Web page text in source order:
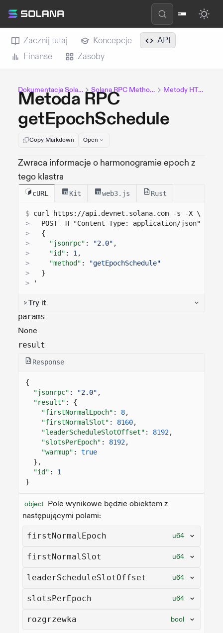
Zacznij tutaj Koncepcje
API
Finanse
Zasoby
Dokumentacja Solana Solana RPC Methods Metody HTTP
Metoda RPC
getEpochSchedule
Copy Markdown Open
Zwraca informacje o harmonogramie epoch z
tego klastra
cURL Kit web3.js Rust
$ curl https://api.devnet.solana.com -s -X \
>
POST -H "Content-Type: application/json" -d
>
{
>
"jsonrpc" : "2.0" ,
>
"id" : 1 ,
>
"method" :
"getEpochSchedule"
>
}
>
'
Try it
params
None
result
Response
{
"jsonrpc" : "2.0" ,
"result" : {
"firstNormalEpoch" : 8,
"firstNormalSlot" : 8160,
"leaderScheduleSlotOffset" : 8192,
"slotsPerEpoch" : 8192,
"warmup" :
true
},
"id" :
1
}
object Pole wynikowe będzie obiektem z
następującymi polami:
firstNormalEpoch u64
firstNormalSlot u64
leaderScheduleSlotOffset u64
slotsPerEpoch u64
rozgrzewka bool